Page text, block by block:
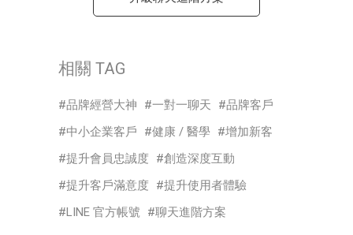
相關 TAG
品牌經營大神 一對一聊天
品牌客戶
中小企業客戶
健康 / 醫學
增加新客
提升會員忠誠度
創造深度互動
提升客戶滿意度
提升使用者體驗
LINE 官方帳號
聊天進階方案